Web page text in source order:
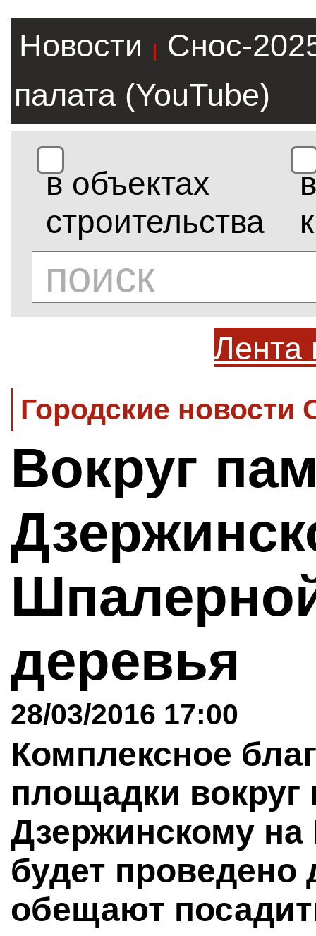
Новости |
Снос-
палата (YouTube)
в объектах
строительства
в
Лента
Городские новости
Вокруг
деревья
28/03/2016 17:00
Комплексное
площадки
Дзержинскому
будет
обещают